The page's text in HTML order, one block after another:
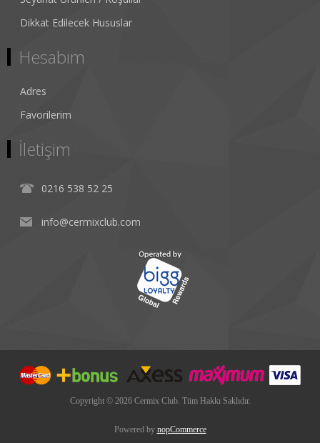
Dikkat Edilecek Hususlar
Hesabım
Adres
Favorilerim
İletişim
0216 538 52 25
info@cermixclub.com
Copyright © 2026 Cermix Club. Tüm Hakkı Saklıdır.
Powered by nopCommerce